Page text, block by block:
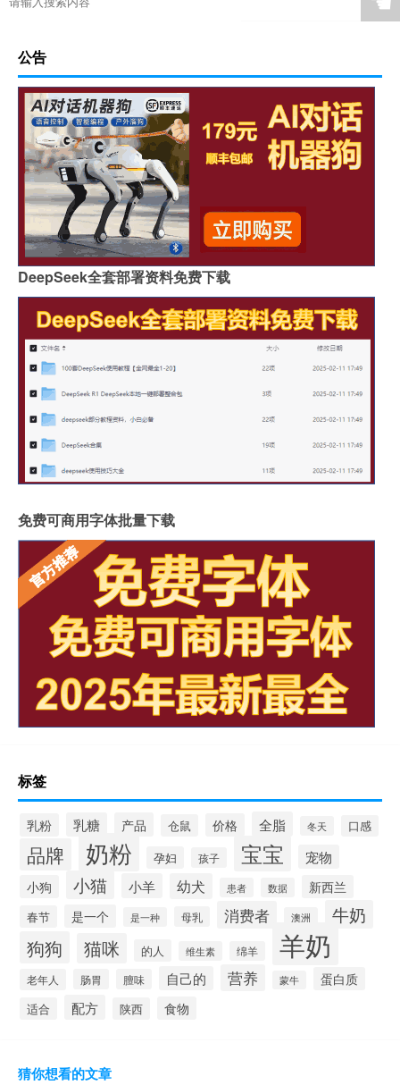
公告
DeepSeek全套部署资料免费下载
免费可商用字体批量下载
标签
乳粉 乳糖 产品 仓鼠 价格 全脂 冬天 口感
品牌 奶粉 孕妇 孩子 宝宝 宠物
小狗 小猫 小羊 幼犬 患者 数据 新西兰
春节 是一个 是一种 母乳 消费者 澳洲 牛奶
狗狗 猫咪 的人 维生素 绵羊 羊奶
老年人 肠胃 膻味 自己的 营养 蒙牛 蛋白质
适合 配方 陕西 食物
猜你想看的文章